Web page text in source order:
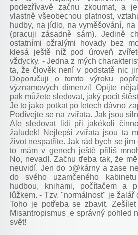
podezřívavě začnu zkoumat, a
vlastně všeobecnou platnost,
hudby, na jídlo, na vyměšování,
(pracuji zásadně sám). Jedině
ostatními ožralými hovady bez
klesá ještě níž pod úroveň
vždycky. - Jedna z mých
ta, že člověk není v podstatě nic
Doporučuji o tomto výroku
významových dimenzí! Opijte
pak můžete sledovat, jaký pocit
Je to jako potkat po letech dávno
Podívejte se na zvířata. Jak jsou
Ale sledovat lidi při jakékoli
žaludek! Nejlepší zvířata jsou ta
život nespatříte. Jak rád bych se jim
to mám v genech ještě příliš
No, nevadí. Začnu třeba tak, že
neuvidí. Jen do p@kárny a zase
do svého uzamčeného
hudbou, knihami, počítačem a
lůžkem. - Tzv. "normálnost" je
Toho je potřeba se zbavit. Zešílet
Misantropismus je správný pohled
svět!